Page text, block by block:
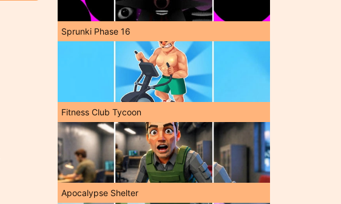
Sprunki Phase 16
Fitness Club Tycoon
Apocalypse Shelter